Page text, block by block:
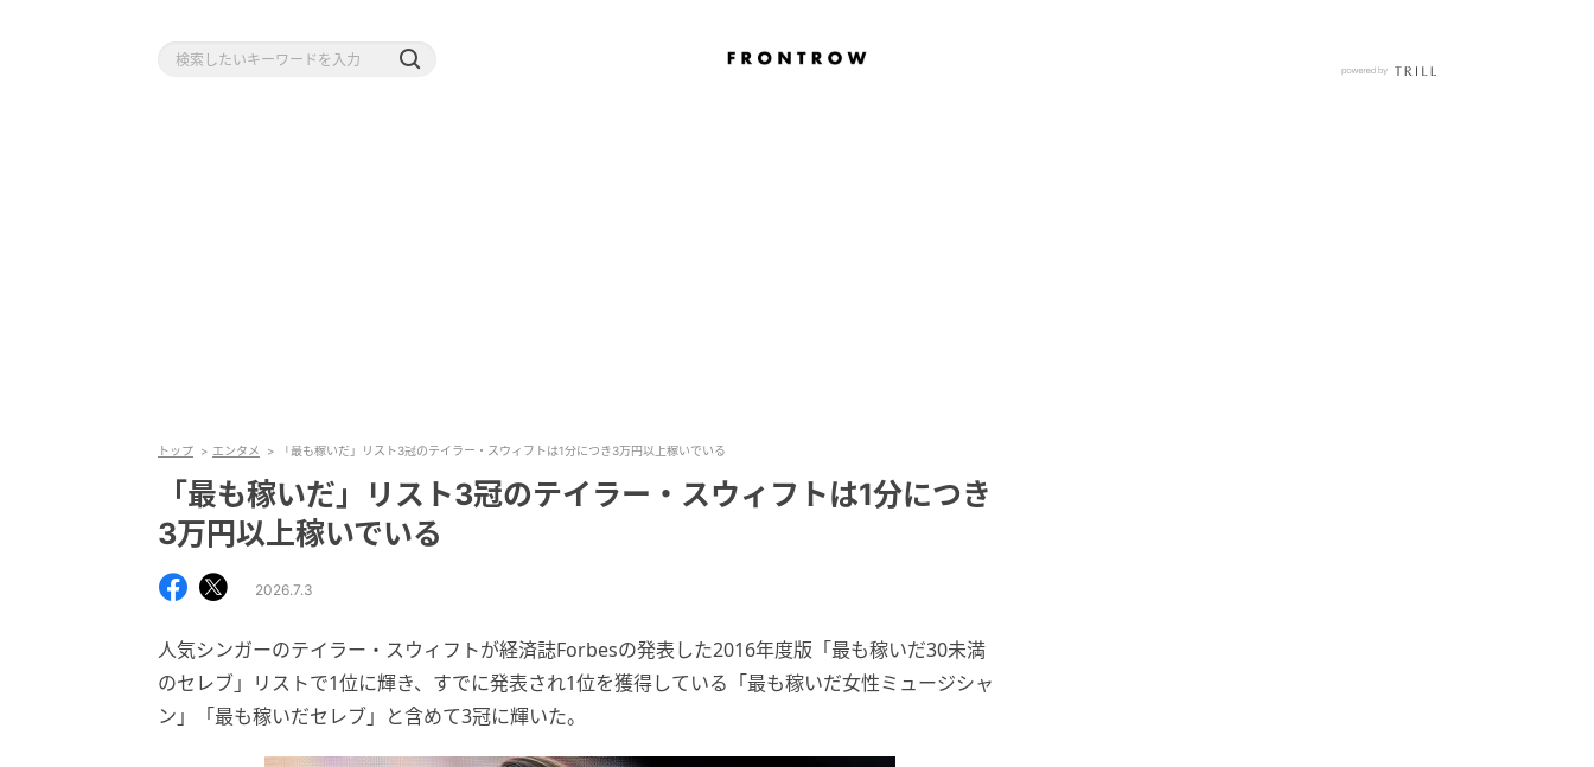
トップ エンタメ 「最も稼いだ」リスト3冠のテイラー・スウィフトは1分につき3万円以上稼いでいる
「最も稼いだ」リスト3冠のテイラー・スウィフトは1分につき
3万円以上稼いでいる
2026.7.3
人気シンガーのテイラー・スウィフトが経済誌Forbesの発表した2016年度版「最も稼いだ30未満
のセレブ」リストで1位に輝き、すでに発表され1位を獲得している「最も稼いだ女性ミュージシャ
ン」「最も稼いだセレブ」と含めて3冠に輝いた。